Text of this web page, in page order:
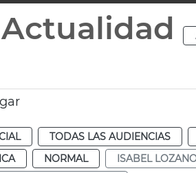
TODAS LAS AUDIENCIAS
NORMAL
ISABEL